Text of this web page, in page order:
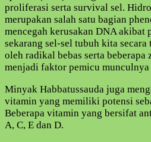
proliferasi serta survival sel.
merupakan salah satu bagian
mencegah kerusakan DNA akibat
sekarang sel-sel tubuh kita secara
oleh radikal bebas serta beberapa
menjadi faktor pemicu
Minyak Habbatussauda juga
vitamin yang memiliki potensi
Beberapa vitamin yang bersifat
A, C, E dan D.